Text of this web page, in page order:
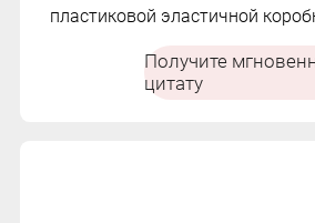
пластиковой эластичной
Получите
цитату